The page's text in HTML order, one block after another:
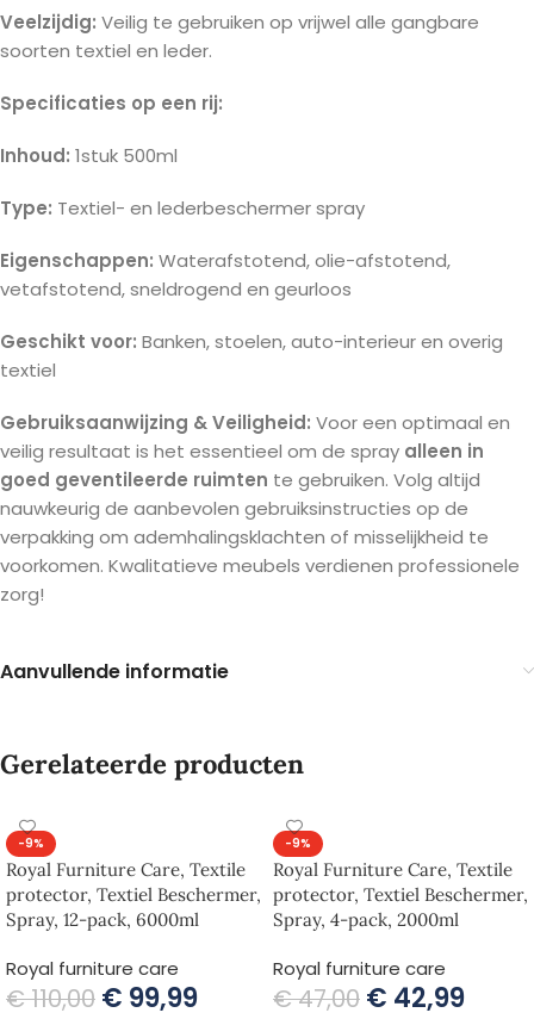
Veelzijdig: Veilig te gebruiken op vrijwel alle gangbare
soorten textiel en leder.
Specificaties op een rij:
Inhoud: 1stuk 500ml
Type: Textiel- en lederbeschermer spray
Eigenschappen: Waterafstotend, olie-afstotend,
vetafstotend, sneldrogend en geurloos
Geschikt voor: Banken, stoelen, auto-interieur en overig
textiel
Gebruiksaanwijzing & Veiligheid: Voor een optimaal en
veilig resultaat is het essentieel om de spray alleen in
goed geventileerde ruimten te gebruiken. Volg altijd
nauwkeurig de aanbevolen gebruiksinstructies op de
verpakking om ademhalingsklachten of misselijkheid te
voorkomen. Kwalitatieve meubels verdienen professionele
zorg!
Aanvullende informatie
Gerelateerde producten
-9%
Royal Furniture Care, Textile
protector, Textiel Beschermer,
Spray, 12-pack, 6000ml
Royal furniture care
€110,00 € 99,99
-9%
Royal Furniture Care, Textile
protector, Textiel Beschermer,
Spray, 4-pack, 2000ml
Royal furniture care
€47,00 € 42,99